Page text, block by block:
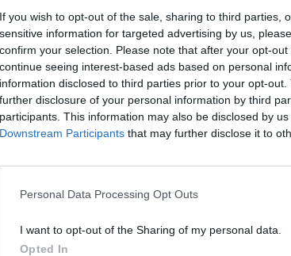
If you wish to opt-out of the sale, sharing to third parties,
sensitive information for targeted advertising by us,
confirm your selection. Please note that after your opt-
continue seeing interest-based ads based on personal
information disclosed to third parties prior to your opt-
further disclosure of your personal information by third
participants. This information may also be disclosed by
Downstream Participants that may further disclose it to
Personal Data Processing Opt Outs
I want to opt-out of the Sharing of my personal data.
Opted In